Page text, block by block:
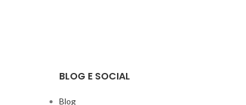
BLOG E SOCIAL
Blog